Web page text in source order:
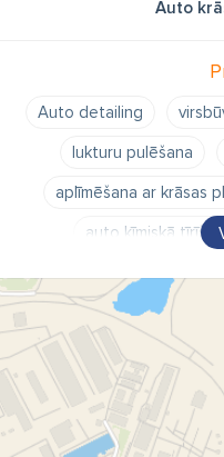
Auto
Auto detailing
lukturu pulēšana
aplīmēšana ar krāsas
auto ķīmiskā
ādas remonts
virsbūves
auto salona uzkopšana
Baltic